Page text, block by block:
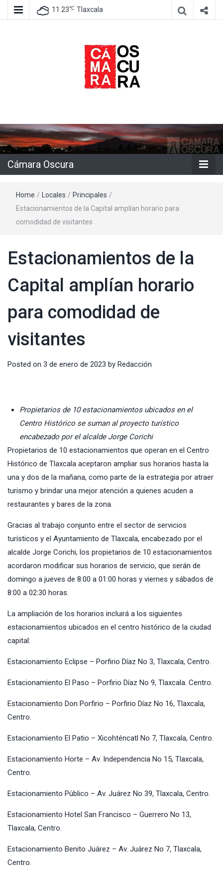
11.23℃ Tlaxcala
Cámara
Oscura
Cámara Oscura
Home / Locales / Principales /
Estacionamientos de la Capital amplían horario para
comodidad de visitantes
Estacionamientos de la
Capital amplían horario
para comodidad de
visitantes
Posted on 3 de enero de 2023 by Redacción
Propietarios de 10 estacionamientos ubicados en el
Centro Histórico se suman al proyecto turístico
encabezado por el alcalde Jorge Corichi
Propietarios de 10 estacionamientos que operan en el Centro
Histórico de Tlaxcala aceptaron ampliar sus horarios hasta la
una y dos de la mañana, como parte de la estrategia por atraer
turismo y brindar una mejor atención a quienes acuden a
restaurantes y bares de la zona.
Gracias al trabajo conjunto entre el sector de servicios
turísticos y el Ayuntamiento de Tlaxcala, encabezado por el
alcalde Jorge Corichi, los propietarios de 10 estacionamientos
acordaron modificar sus horarios de servicio, que serán de
domingo a jueves de 8:00 a 01:00 horas y viernes y sábados de
8:00 a 02:30 horas.
La ampliación de los horarios incluirá a los siguientes
estacionamientos ubicados en el centro histórico de la ciudad
capital:
Estacionamiento Eclipse – Porfirio Díaz No 3, Tlaxcala, Centro.
Estacionamiento El Paso – Porfirio Díaz No 9, Tlaxcala. Centro.
Estacionamiento Don Porfirio – Porfirio Díaz No 16, Tlaxcala,
Centro.
Estacionamiento El Patio – Xicohténcatl No 7, Tlaxcala, Centro.
Estacionamiento Horte – Av. Independencia No 15, Tlaxcala,
Centro.
Estacionamiento Público – Av. Juárez No 39, Tlaxcala, Centro.
Estacionamiento Hotel San Francisco – Guerrero No 13,
Tlaxcala, Centro.
Estacionamiento Benito Juárez – Av. Juárez No 7, Tlaxcala,
Centro.